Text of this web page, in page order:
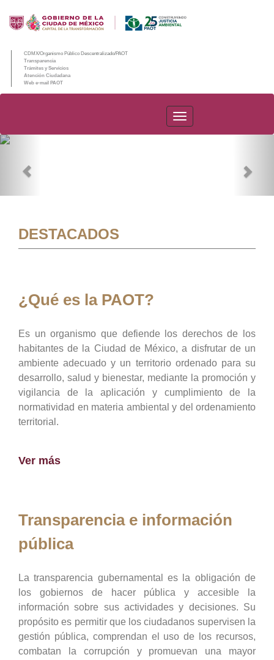
CDMX/Organismo Público Descentralizado/PAOT
Transparencia
Trámites y Servicios
Atención Ciudadana
Web e-mail PAOT
PAOT
DESTACADOS
¿Qué es la PAOT?
Es un organismo que defiende los derechos de los
habitantes de la Ciudad de México, a disfrutar de un
ambiente adecuado y un territorio ordenado para su
desarrollo, salud y bienestar, mediante la promoción y
vigilancia de la aplicación y cumplimiento de la
normatividad en materia ambiental y del ordenamiento
territorial.
Ver más
Transparencia e información
pública
La transparencia gubernamental es la obligación de
los gobiernos de hacer pública y accesible la
información sobre sus actividades y decisiones. Su
propósito es permitir que los ciudadanos supervisen la
gestión pública, comprendan el uso de los recursos,
combatan la corrupción y promuevan una mayor